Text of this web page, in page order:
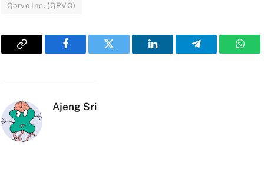
Qorvo Inc. (QRVO)
Copy
Facebook Twitter LinkedIn Telegram
Ajeng Sri